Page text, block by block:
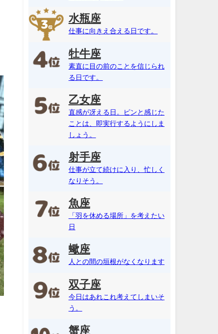
水瓶座
仕事に向きえ合える日です。
牡牛座
素直に目の前のことを信じられ
る日です。
乙女座
直感が冴える日。ピンと感じた
ことは、即実行するようにしま
しょう。
射手座
仕事が立て続けに入り、忙しく
なりそう。
魚座
「羽を休める場所」を考えたい
日
蠍座
人との間の垣根がなくなります
双子座
今日はあれこれ考えてしまいそ
う。
蟹座